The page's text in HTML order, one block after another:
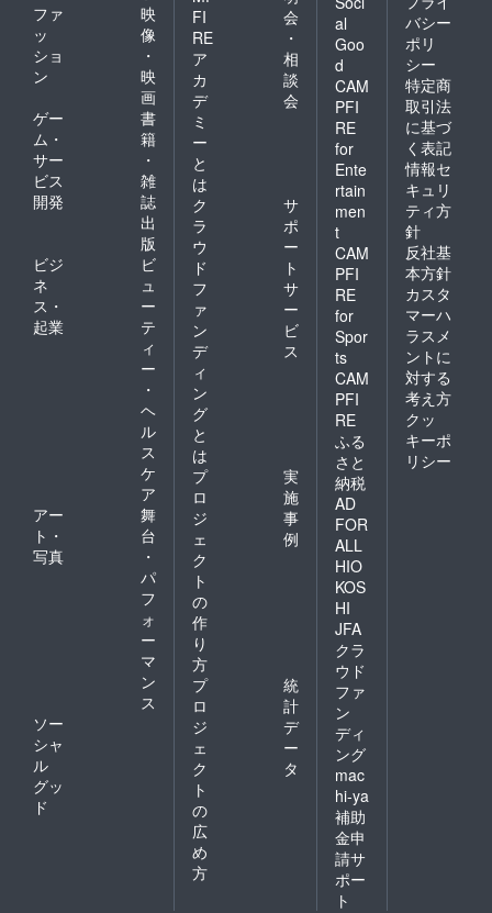
ファ
ッ
ショ
ン
映
像
・
映
画
ゲー
ム・
サー
ビス
開発
書
籍
・
雑
誌
出
版
ビジ
ネ
ス・
起業
ビ
ュ
ー
テ
ィ
ー
・
ヘ
ル
ス
ケ
ア
アー
ト・
写真
舞
台
・
パ
フ
ォ
ー
マ
ン
ス
ソー
シャ
ル
グッ
ド
FI
RE
ア
カ
デ
ミ
ー
と
は
会
・
相
談
会
ク
ラ
ウ
ド
フ
ァ
ン
デ
ィ
ン
グ
と
は
サ
ポ
ー
ト
サ
ー
ビ
ス
プ
ロ
ジ
ェ
ク
ト
の
作
り
方
実
施
事
例
プ
ロ
ジ
ェ
ク
ト
の
広
め
方
統
計
デ
ー
タ
al
Goo
d
CAM
PFI
RE
for
Ente
rtain
men
t
CAM
PFI
RE
for
Spor
ts
CAM
PFI
RE
ふる
さと
納税
AD
FOR
ALL
HIO
KOS
HI
JFA
クラ
ウド
ファ
ン
ディ
ング
mac
hi-ya
補助
金申
請サ
ポー
ト
バシー
ポリ
シー
特定商
取引法
に基づ
く表記
情報セ
キュリ
ティ方
針
反社基
本方針
カスタ
マーハ
ラスメ
ントに
対する
考え方
クッ
キーポ
リシー